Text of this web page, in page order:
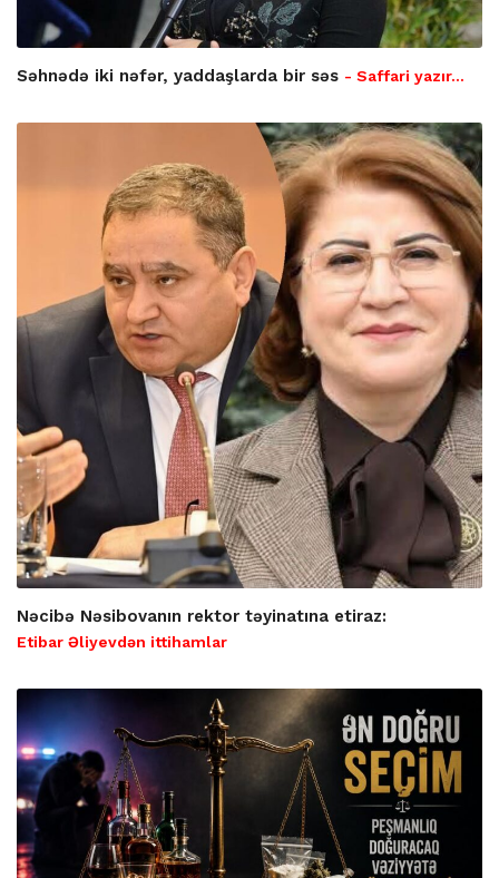
Səhnədə iki nəfər, yaddaşlarda bir səs - Saffari yazır…
Nəcibə Nəsibovanın rektor təyinatına etiraz:
Etibar Əliyevdən ittihamlar